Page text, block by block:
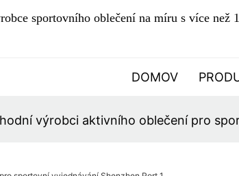
sportovního oblečení na míru s více než
DOMOV
výrobci aktivního oblečení pro